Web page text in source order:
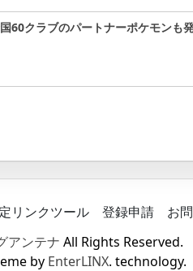
60クラブのパートナーポケモンも
リンクツール 登録申請
お
アンテナ All Rights Reserved.
by EnterLINX. technology.